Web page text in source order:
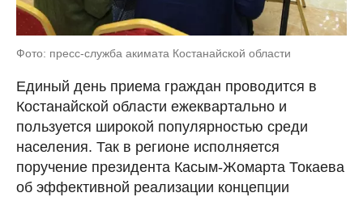
Фото: пресс-служба акимата Костанайской области
Единый день приема граждан проводится в
Костанайской области ежеквартально и
пользуется широкой популярностью среди
населения. Так в регионе исполняется
поручение президента Касым-Жомарта Токаева
об эффективной реализации концепции